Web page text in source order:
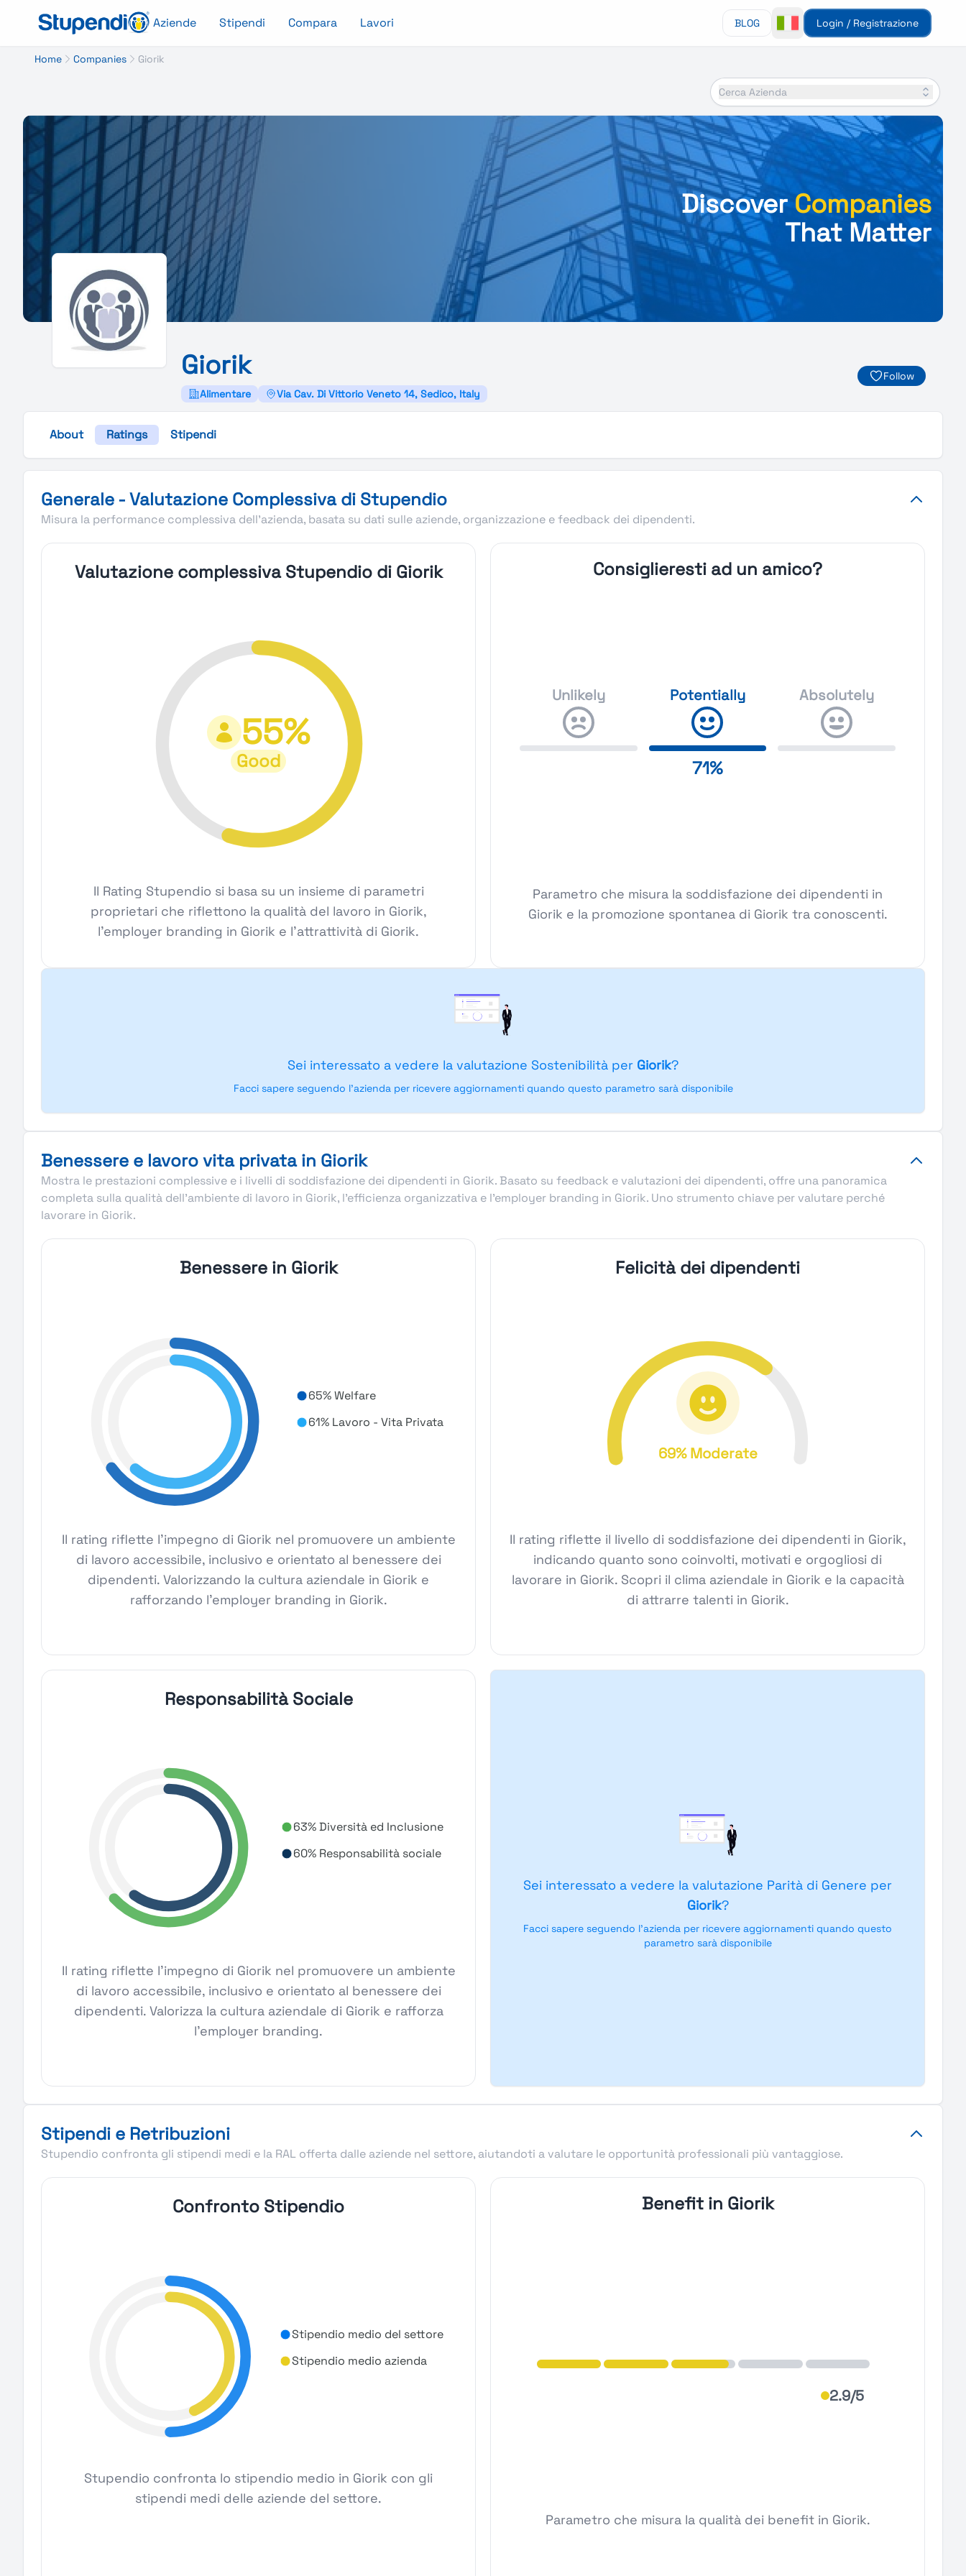
Aziende Stipendi Compara Lavori BLOG Login / Registrazione
Home Companies Giorik
Cerca Azienda
DiscoverCompanies
That Matter
Giorik
Alimentare Via Cav. Di Vittorio Veneto 14, Sedico, Italy
Follow
About Ratings Stipendi
Generale - Valutazione Complessiva di Stupendio
Misura la performance complessiva dell'azienda, basata su dati sulle aziende, organizzazione e feedback dei dipendenti.
Valutazione complessiva Stupendio di Giorik
55%
Good
Il Rating Stupendio si basa su un insieme di parametri
proprietari che riflettono la qualità del lavoro in Giorik,
l'employer branding in Giorik e l'attrattività di Giorik.
Consiglieresti ad un amico?
Unlikely Potentially
71%
Absolutely
Parametro che misura la soddisfazione dei dipendenti in
Giorik e la promozione spontanea di Giorik tra conoscenti.
Sei interessato a vedere la valutazione Sostenibilità per Giorik?
Facci sapere seguendo l'azienda per ricevere aggiornamenti quando questo parametro sarà disponibile
Benessere e lavoro vita privata in Giorik
Mostra le prestazioni complessive e i livelli di soddisfazione dei dipendenti in Giorik. Basato su feedback e valutazioni dei dipendenti, offre una panoramica
completa sulla qualità dell’ambiente di lavoro in Giorik, l’efficienza organizzativa e l’employer branding in Giorik. Uno strumento chiave per valutare perché
lavorare in Giorik.
Benessere in Giorik
65% Welfare
61% Lavoro - Vita Privata
Il rating riflette l'impegno di Giorik nel promuovere un ambiente
di lavoro accessibile, inclusivo e orientato al benessere dei
dipendenti. Valorizzando la cultura aziendale in Giorik e
rafforzando l'employer branding in Giorik.
Felicità dei dipendenti
69% Moderate
Il rating riflette il livello di soddisfazione dei dipendenti in Giorik,
indicando quanto sono coinvolti, motivati e orgogliosi di
lavorare in Giorik. Scopri il clima aziendale in Giorik e la capacità
di attrarre talenti in Giorik.
Responsabilità Sociale
63% Diversità ed Inclusione
60% Responsabilità sociale
Il rating riflette l'impegno di Giorik nel promuovere un ambiente
di lavoro accessibile, inclusivo e orientato al benessere dei
dipendenti. Valorizza la cultura aziendale di Giorik e rafforza
l'employer branding.
Sei interessato a vedere la valutazione Parità di Genere per
Giorik?
Facci sapere seguendo l'azienda per ricevere aggiornamenti quando questo
parametro sarà disponibile
Stipendi e Retribuzioni
Stupendio confronta gli stipendi medi e la RAL offerta dalle aziende nel settore, aiutandoti a valutare le opportunità professionali più vantaggiose.
Confronto Stipendio
Stipendio medio del settore
Stipendio medio azienda
Stupendio confronta lo stipendio medio in Giorik con gli
stipendi medi delle aziende del settore.
Benefit in Giorik
2.9/5
Parametro che misura la qualità dei benefit in Giorik.